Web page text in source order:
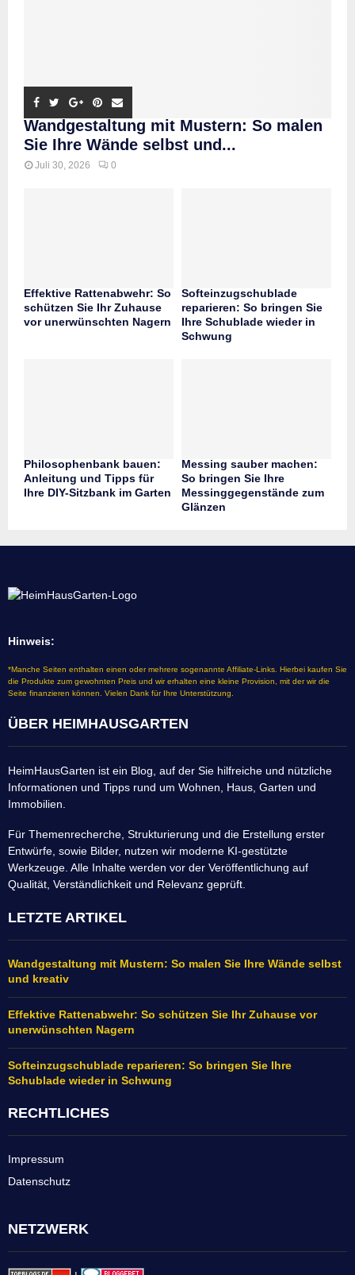
Wandgestaltung mit Mustern: So malen
Sie Ihre Wände selbst und...
Juli 30, 2026 0
Effektive Rattenabwehr: So
schützen Sie Ihr Zuhause
vor unerwünschten Nagern
Softeinzugschublade
reparieren: So bringen Sie
Ihre Schublade wieder in
Schwung
Philosophenbank bauen:
Anleitung und Tipps für
Ihre DIY-Sitzbank im Garten
Messing sauber machen:
So bringen Sie Ihre
Messinggegenstände zum
Glänzen
Hinweis:
*Manche Seiten enthalten einen oder mehrere sogenannte Affiliate-Links. Hierbei kaufen Sie
die Produkte zum gewohnten Preis und wir erhalten eine kleine Provision, mit der wir die
Seite finanzieren können. Vielen Dank für Ihre Unterstützung.
ÜBER HEIMHAUSGARTEN
HeimHausGarten ist ein Blog, auf der Sie hilfreiche und nützliche
Informationen und Tipps rund um Wohnen, Haus, Garten und
Immobilien.
Für Themenrecherche, Strukturierung und die Erstellung erster
Entwürfe, sowie Bilder, nutzen wir moderne KI-gestützte
Werkzeuge. Alle Inhalte werden vor der Veröffentlichung auf
Qualität, Verständlichkeit und Relevanz geprüft.
LETZTE ARTIKEL
Wandgestaltung mit Mustern: So malen Sie Ihre Wände selbst
und kreativ
Effektive Rattenabwehr: So schützen Sie Ihr Zuhause vor
unerwünschten Nagern
Softeinzugschublade reparieren: So bringen Sie Ihre
Schublade wieder in Schwung
RECHTLICHES
Impressum
Datenschutz
NETZWERK